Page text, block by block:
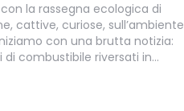
la rassegna ecologica di
cattive, curiose, sull’ambiente
con una brutta notizia:
di combustibile riversati in…